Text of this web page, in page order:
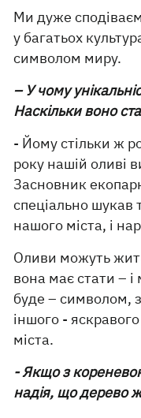
Ми дуже
у багатьох
символом миру.
– У чому
Наскільки воно
- Йому стільки ж
року нашій оливі
Засновник
спеціально шукав
нашого міста, і
Оливи можуть
вона має стати –
буде – символом, з
іншого -
міста.
- Якщо з
надія, що дерево